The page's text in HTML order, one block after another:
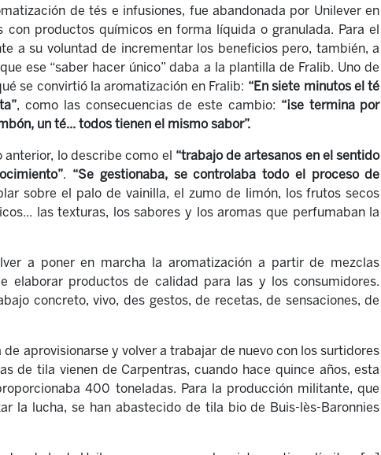
de tés e infusiones, fue abandonada por Unilever en
productos químicos en forma líquida o granulada. Para el
a su voluntad de incrementar los beneficios pero, también, a
ese “saber hacer único” daba a la plantilla de Fralib. Uno de
se convirtió la aromatización en Fralib: “En siete minutos el té
, como las consecuencias de este cambio: “¡se termina por
un té... todos tienen el mismo sabor”.
anterior, lo describe como el “trabajo de artesanos en el sentido
. “Se gestionaba, se controlaba todo el proceso de
sobre el palo de vainilla, el zumo de limón, los frutos secos
las texturas, los sabores y los aromas que perfumaban la
a poner en marcha la aromatización a partir de mezclas
elaborar productos de calidad para las y los consumidores.
concreto, vivo, des gestos, de recetas, de sensaciones, de
aprovisionarse y volver a trabajar de nuevo con los surtidores
de tila vienen de Carpentras, cuando hace quince años, esta
400 toneladas. Para la producción militante, que
la lucha, se han abastecido de tila bio de Buis-lès-Baronnies